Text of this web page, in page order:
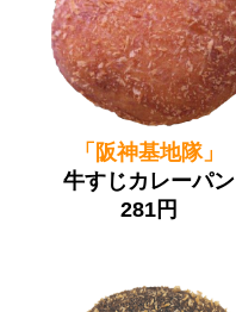
「阪神基地隊」
牛すじカレーパン
281円